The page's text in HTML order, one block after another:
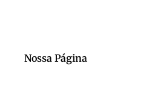
Nossa Página